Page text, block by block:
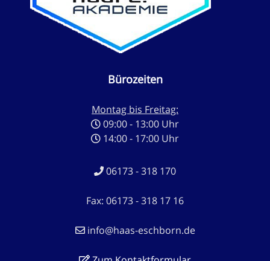
Bürozeiten
Montag bis Freitag:
09:00 - 13:00 Uhr
14:00 - 17:00 Uhr
06173 - 318 170
Fax: 06173 - 318 17 16
info@haas-eschborn.de